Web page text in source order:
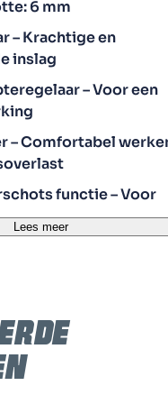
6 mm
– Krachtige en
inslag
– Voor een
– Comfortabel
functie – Voor
en controle
projecten
Lees meer